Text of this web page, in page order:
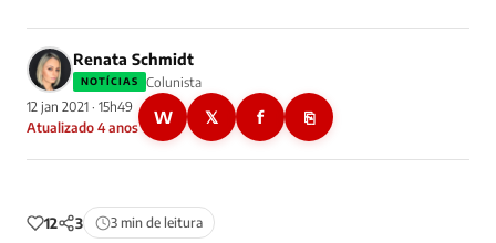
Renata Schmidt
NOTÍCIAS
Colunista
12 jan 2021 · 15h49
Atualizado 4 anos
W 𝕏 f ⎘
12 3 3 min de leitura